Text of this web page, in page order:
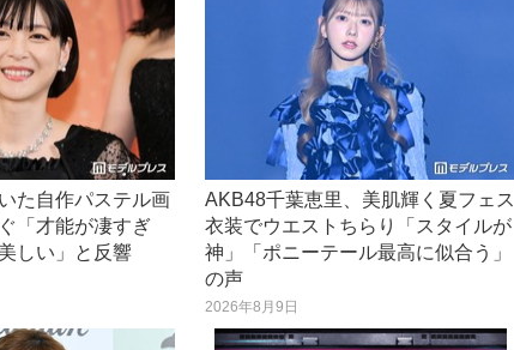
た自作パステル画
「才能が凄すぎ
しい」と反響
AKB48千葉恵里、美肌輝く夏フェス
衣装でウエストちらり「スタイルが
神」「ポニーテール最高に似合う」
の声
2026年8月9日